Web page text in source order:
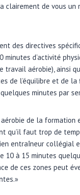
de vous un
des directives
d’activité
travail aérobie), ainsi
de l’équilibre et de
minutes par
de la
faut trop de
entraîneur collégial
à 15 minutes
de ces zones peut